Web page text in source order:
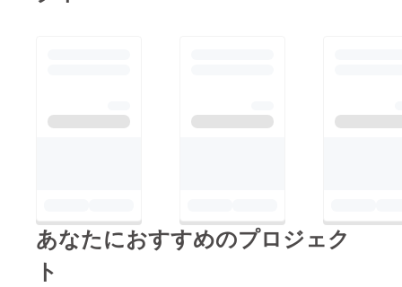
び「呼吸」プロジェク
バー様より、栃木SC
常務取締役松本育夫様
マイク類一式・マイク
件費については、本イ
ベントの趣旨をご理解
あなたにおすすめのプロジェク
ト